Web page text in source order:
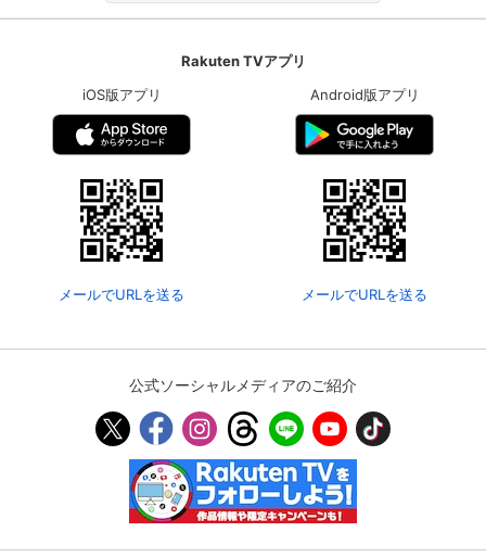
Rakuten TVアプリ
iOS版アプリ
メールでURLを送る
Android版アプリ
メールでURLを送る
公式ソーシャルメディアのご紹介